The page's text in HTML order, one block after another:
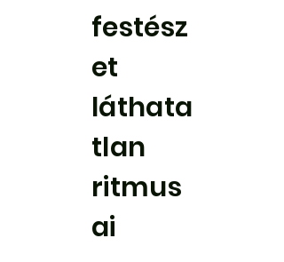
festész
et
láthata
tlan
ritmus
ai